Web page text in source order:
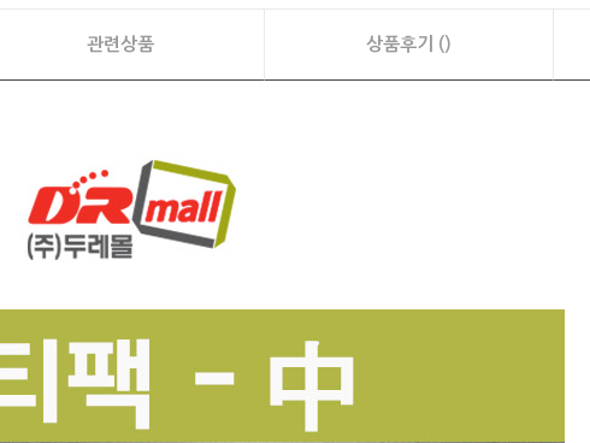
관련상품 상품후기 ()